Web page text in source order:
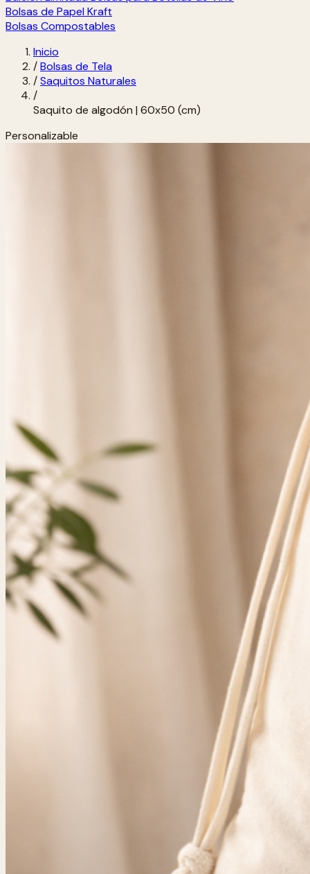
Bolsas de Papel Kraft
Bolsas Compostables
Inicio
/Bolsas de Tela
/Saquitos Naturales
/
Saquito de algodón | 60x50 (cm)
Personalizable